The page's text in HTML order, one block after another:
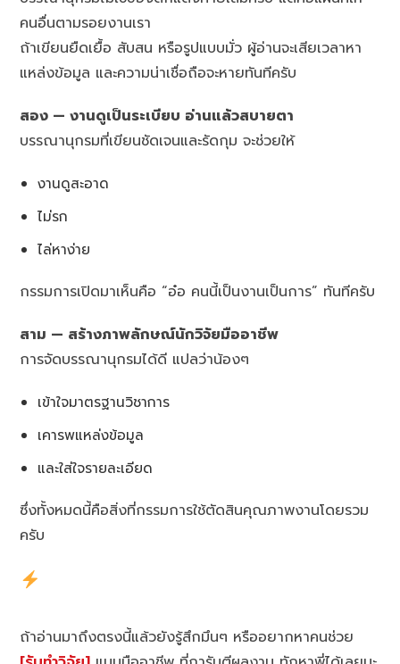
คนอื่นตามรอยงานเรา
ถ้าเขียนยืดเยื้อ สับสน หรือรูปแบบมั่ว ผู้อ่านจะเสียเวลาหา
แหล่งข้อมูล และความน่าเชื่อถือจะหายทันทีครับ
สอง — งานดูเป็นระเบียบ อ่านแล้วสบายตา
บรรณานุกรมที่เขียนชัดเจนและรัดกุม จะช่วยให้
งานดูสะอาด
ไม่รก
ไล่หาง่าย
กรรมการเปิดมาเห็นคือ “อ๋อ คนนี้เป็นงานเป็นการ” ทันทีครับ
สาม — สร้างภาพลักษณ์นักวิจัยมืออาชีพ
การจัดบรรณานุกรมได้ดี แปลว่าน้องๆ
เข้าใจมาตรฐานวิชาการ
เคารพแหล่งข้อมูล
และใส่ใจรายละเอียด
ซึ่งทั้งหมดนี้คือสิ่งที่กรรมการใช้ตัดสินคุณภาพงานโดยรวม
ครับ
ถ้าอ่านมาถึงตรงนี้แล้วยังรู้สึกมึนๆ หรืออยากหาคนช่วย